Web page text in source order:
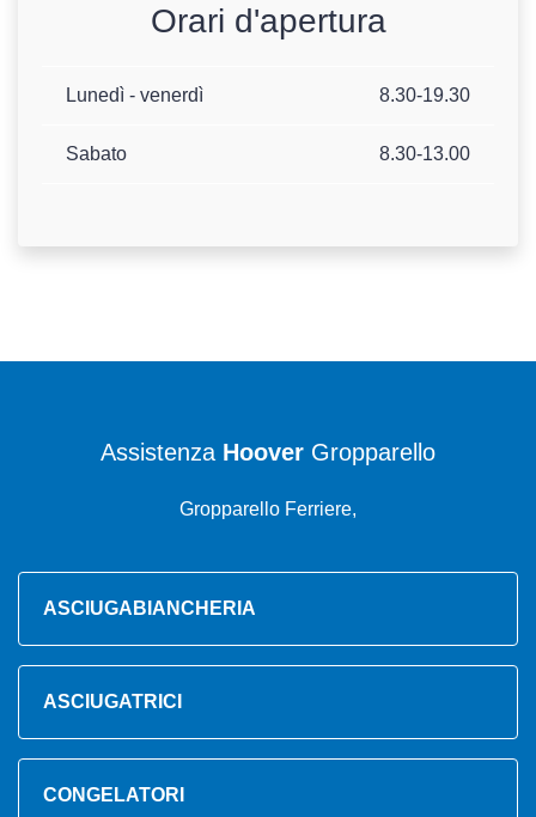
Orari d'apertura
Lunedì - venerdì 8.30-19.30
Sabato 8.30-13.00
Assistenza Hoover Gropparello
Gropparello Ferriere,
ASCIUGABIANCHERIA
ASCIUGATRICI
CONGELATORI